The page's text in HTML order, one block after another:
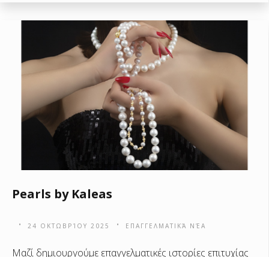
Pearls by Kaleas
24 ΟΚΤΩΒΡΊΟΥ 2025 ΕΠΑΓΓΕΛΜΑΤΙΚΆ ΝΈΑ
Μαζί δημιουργούμε επαγγελματικές ιστορίες επιτυχίας